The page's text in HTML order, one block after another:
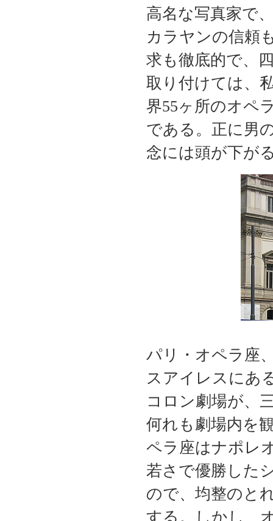
高名な写真家で
カラヤンの信頼
求も徹底的で、
取り付けては、
界55ヶ所のオペ
である。正に男
念には頭が下が
パリ・オペラ座
スアイレスにあ
コロン劇場が、
何れも劇場内を
ペラ座はナポレ
若さで優勝した
ので、均整のと
する。しかし、